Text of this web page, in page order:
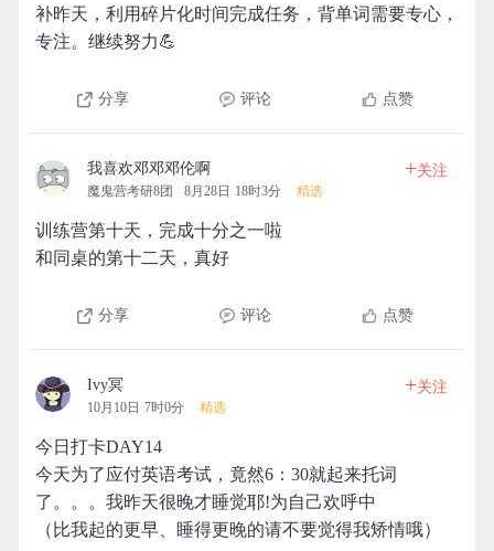
补昨天，利用碎片化时间完成任务，背单词需要专心，
专注。继续努力💪
分享 评论 点赞
我喜欢邓邓邓伦啊
魔鬼营考研8团 8月28日 18时3分 精选
+关注
训练营第十天，完成十分之一啦
和同桌的第十二天，真好
分享 评论 点赞
Ivy冥
10月10日 7时0分 精选
+关注
今日打卡DAY14
今天为了应付英语考试，竟然6：30就起来托词
了。。。我昨天很晚才睡觉耶!为自己欢呼中
（比我起的更早、睡得更晚的请不要觉得我矫情哦）